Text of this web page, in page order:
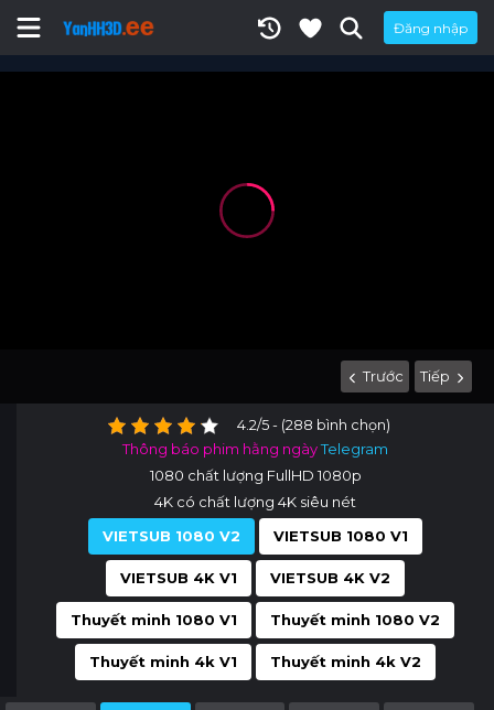
Đăng nhập
Trước Tiếp
4.2/5 - (288 bình chọn)
Thông báo phim hằng ngàyTelegram
1080 chất lượng FullHD 1080p
4K có chất lượng 4K siêu nét
VIETSUB 1080 V2
VIETSUB 1080 V1
VIETSUB 4K V1 VIETSUB 4K V2
Thuyết minh 1080 V1 Thuyết minh 1080 V2
Thuyết minh 4k V1 Thuyết minh 4k V2